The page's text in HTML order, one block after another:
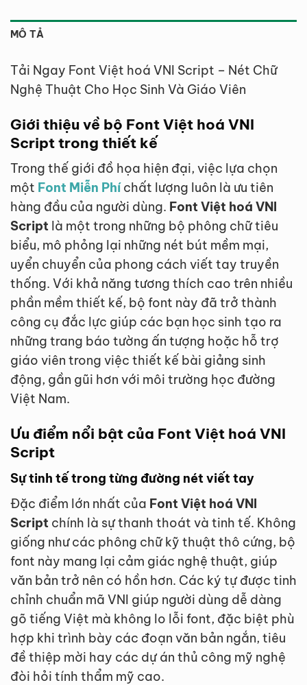
MÔ TẢ
Tải Ngay Font Việt hoá VNI Script – Nét Chữ
Nghệ Thuật Cho Học Sinh Và Giáo Viên
Giới thiệu về bộ Font Việt hoá VNI
Script trong thiết kế
Trong thế giới đồ họa hiện đại, việc lựa chọn
một Font Miễn Phíchất lượng luôn là ưu tiên
hàng đầu của người dùng. Font Việt hoá VNI
Script là một trong những bộ phông chữ tiêu
biểu, mô phỏng lại những nét bút mềm mại,
uyển chuyển của phong cách viết tay truyền
thống. Với khả năng tương thích cao trên nhiều
phần mềm thiết kế, bộ font này đã trở thành
công cụ đắc lực giúp các bạn học sinh tạo ra
những trang báo tường ấn tượng hoặc hỗ trợ
giáo viên trong việc thiết kế bài giảng sinh
động, gần gũi hơn với môi trường học đường
Việt Nam.
Ưu điểm nổi bật của Font Việt hoá VNI
Script
Sự tinh tế trong từng đường nét viết tay
Đặc điểm lớn nhất của Font Việt hoá VNI
Script chính là sự thanh thoát và tinh tế. Không
giống như các phông chữ kỹ thuật thô cứng, bộ
font này mang lại cảm giác nghệ thuật, giúp
văn bản trở nên có hồn hơn. Các ký tự được tinh
chỉnh chuẩn mã VNI giúp người dùng dễ dàng
gõ tiếng Việt mà không lo lỗi font, đặc biệt phù
hợp khi trình bày các đoạn văn bản ngắn, tiêu
đề thiệp mời hay các dự án thủ công mỹ nghệ
đòi hỏi tính thẩm mỹ cao.